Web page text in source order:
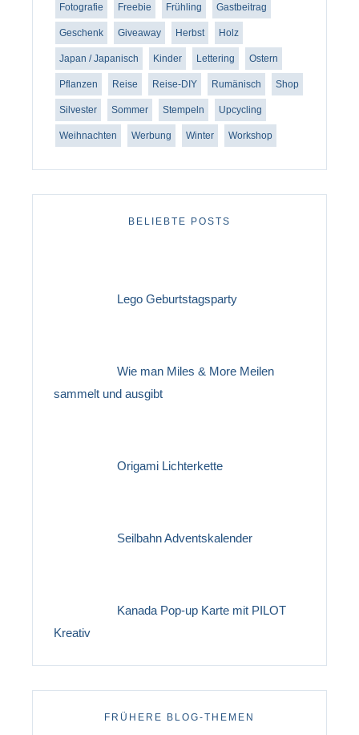
Fotografie Freebie Frühling Gastbeitrag
Geschenk Giveaway Herbst Holz
Japan / Japanisch Kinder Lettering Ostern
Pflanzen Reise Reise-DIY Rumänisch Shop
Silvester Sommer Stempeln Upcycling
Weihnachten Werbung Winter Workshop
BELIEBTE POSTS
Lego Geburtstagsparty
Wie man Miles & More Meilen
sammelt und ausgibt
Origami Lichterkette
Seilbahn Adventskalender
Kanada Pop-up Karte mit PILOT
Kreativ
FRÜHERE BLOG-THEMEN